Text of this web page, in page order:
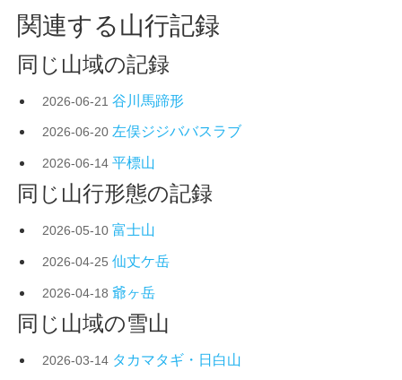
関連する山行記録
同じ山域の記録
2026-06-21 谷川馬蹄形
2026-06-20 左俣ジジババスラブ
2026-06-14 平標山
同じ山行形態の記録
2026-05-10 富士山
2026-04-25 仙丈ケ岳
2026-04-18 爺ヶ岳
同じ山域の雪山
2026-03-14 タカマタギ・日白山